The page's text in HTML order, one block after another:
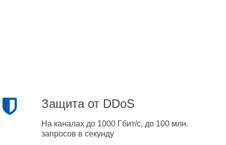
Защита от DDoS
На каналах до 1000 Гбит/с, до 100 млн.
запросов в секунду